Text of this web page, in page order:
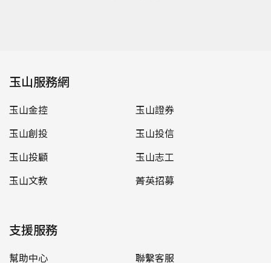
玉山服務網
玉山金控
玉山證券
玉山創投
玉山投信
玉山投顧
玉山志工
玉山文教
菁英招募
支援服務
幫助中心
聯繫客服